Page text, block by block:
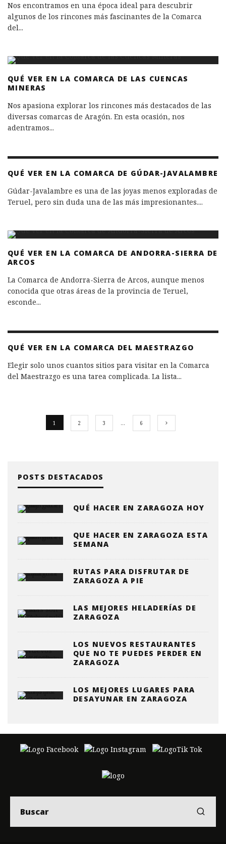
Nos encontramos en una época ideal para descubrir
algunos de los rincones más fascinantes de la Comarca
del...
QUÉ VER EN LA COMARCA DE LAS CUENCAS
MINERAS
Nos apasiona explorar los rincones más destacados de las
diversas comarcas de Aragón. En esta ocasión, nos
adentramos...
QUÉ VER EN LA COMARCA DE GÚDAR-JAVALAMBRE
Gúdar-Javalambre es una de las joyas menos exploradas de
Teruel, pero sin duda una de las más impresionantes....
QUÉ VER EN LA COMARCA DE ANDORRA-SIERRA DE
ARCOS
La Comarca de Andorra-Sierra de Arcos, aunque menos
conocida que otras áreas de la provincia de Teruel,
esconde...
QUÉ VER EN LA COMARCA DEL MAESTRAZGO
Elegir solo unos cuantos sitios para visitar en la Comarca
del Maestrazgo es una tarea complicada. La lista...
1 2 3 … 6
POSTS DESTACADOS
QUÉ HACER EN ZARAGOZA HOY
QUE HACER EN ZARAGOZA ESTA
SEMANA
RUTAS PARA DISFRUTAR DE
ZARAGOZA A PIE
LAS MEJORES HELADERÍAS DE
ZARAGOZA
LOS NUEVOS RESTAURANTES
QUE NO TE PUEDES PERDER EN
ZARAGOZA
LOS MEJORES LUGARES PARA
DESAYUNAR EN ZARAGOZA